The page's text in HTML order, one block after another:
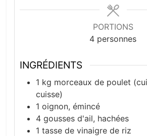
PORTIONS
4 personnes
INGRÉDIENTS
1 kg morceaux de poulet
cuisse)
1 oignon, émincé
4 gousses d'ail, hachées
1 tasse de vinaigre de riz